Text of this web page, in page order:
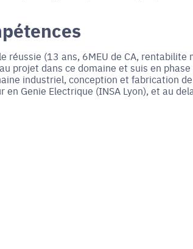
réussie (13 ans, 6MEU de CA, rentabilite
projet dans ce domaine et suis en
industriel, conception et fabrication
Genie Electrique (INSA Lyon), et au